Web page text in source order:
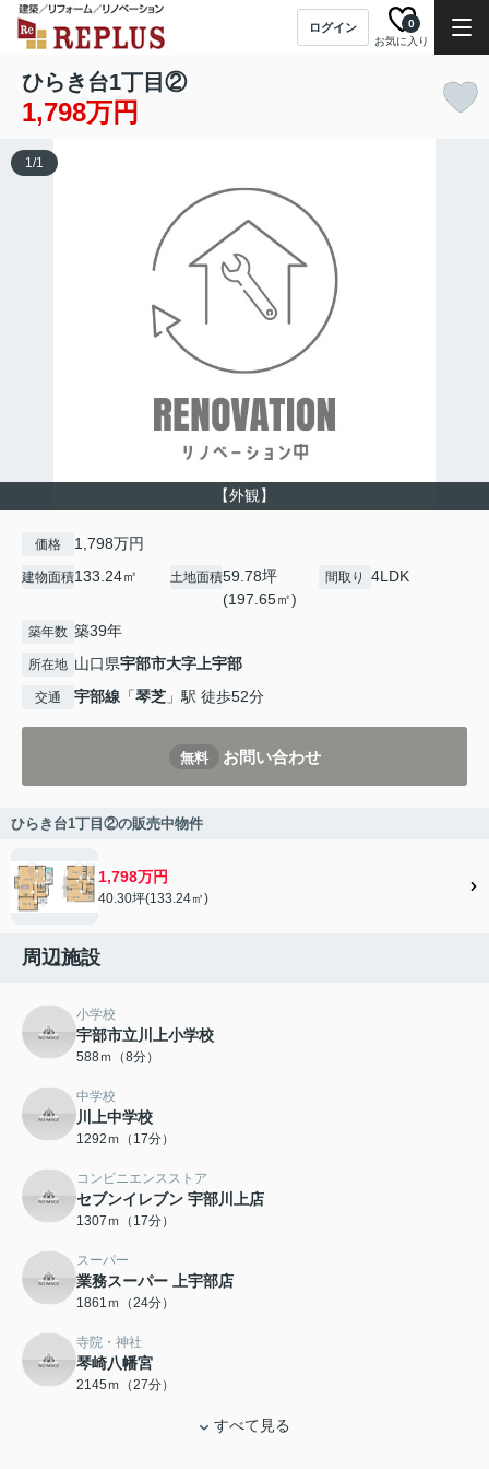
ログイン
お気に入り
0
ひらき台1丁目②
1,798万円
【外観】
1/1
価格 1,798万円
建物面積133.24㎡ 土地面積59.78坪
(197.65㎡)
間取り 4LDK
築年数 築39年
所在地 山口県宇部市大字上宇部
交通 宇部線 「琴芝 」駅 徒歩52分
無料 お問い合わせ
ひらき台1丁目②の販売中物件
1,798万円
40.30坪(133.24㎡)
周辺施設
小学校
宇部市立川上小学校
588ｍ（8分）
中学校
川上中学校
1292ｍ（17分）
コンビニエンスストア
セブンイレブン 宇部川上店
1307ｍ（17分）
スーパー
業務スーパー 上宇部店
1861ｍ（24分）
寺院・神社
琴崎八幡宮
2145ｍ（27分）
すべて見る